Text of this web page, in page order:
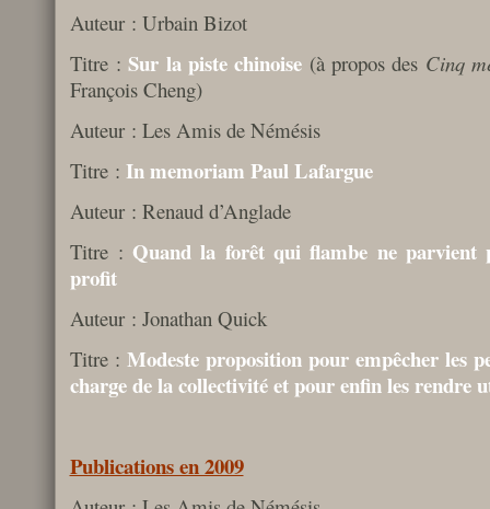
Auteur : Urbain Bizot
Titre :Sur la piste chinoise (à propos des Cinq
François Cheng)
Auteur : Les Amis de Némésis
Titre : In memoriam Paul Lafargue
Auteur : Renaud d’Anglade
Titre :Quand la forêt qui flambe ne parvient
profit
Auteur : Jonathan Quick
Titre :Modeste proposition pour empêcher les
charge de la collectivité et pour enfin les rendre
Publications en 2009